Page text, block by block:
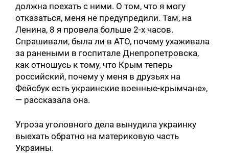
должна поехать с ними. О том, что я могу
отказаться, меня не предупредили. Там, на
Ленина, 8 я провела больше 2-х часов.
Спрашивали, была ли в АТО, почему ухаживала
за ранеными в госпитале Днепропетровска,
как отношусь к тому, что Крым теперь
российский, почему у меня в друзьях на
Фейсбук есть украинские военные-крымчане»,
— рассказала она.
Угроза уголовного дела вынудила украинку
выехать обратно на материковую часть
Украины.